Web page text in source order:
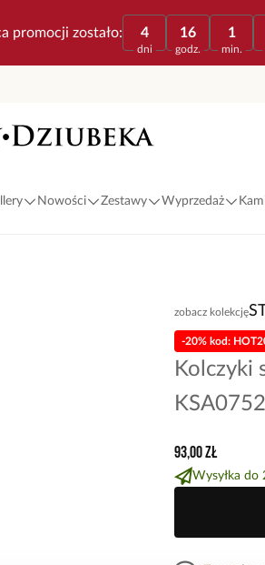
promocji zostało: 4
dni
16
godz.
1
min.
Nowości Zestawy Wyprzedaż
zobacz kolekcję
Kolczyki
KSA0752
-20% kod:
93,00 zł
Wysyłka do